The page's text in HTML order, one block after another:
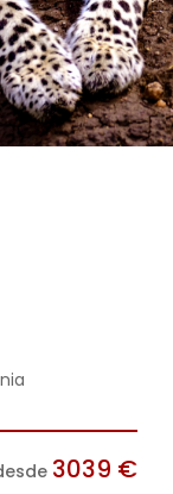
3039 €